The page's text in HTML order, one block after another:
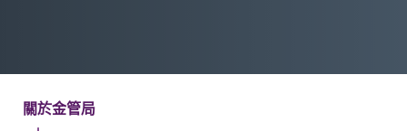
關於金管局